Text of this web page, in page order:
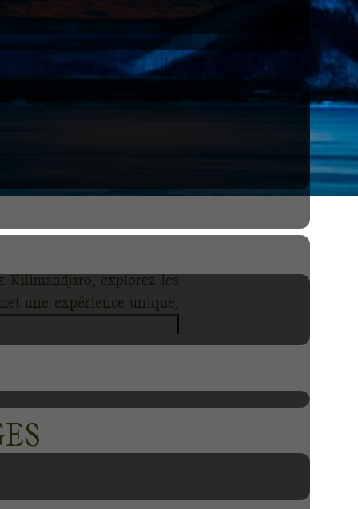
Kilimandjaro, explorez les
une expérience unique,
et d'aventure offrent